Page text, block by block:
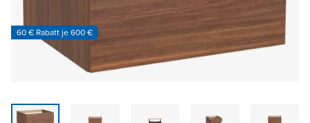
60 € Rabatt je 600 €